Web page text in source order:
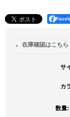
在庫確認はこちら
サ
カ
数量: